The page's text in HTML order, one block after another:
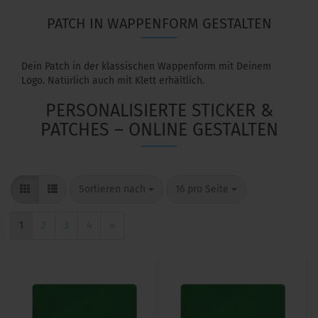
PATCH IN WAPPENFORM GESTALTEN
Dein Patch in der klassischen Wappenform mit Deinem
Logo. Natürlich auch mit Klett erhältlich.
PERSONALISIERTE STICKER &
PATCHES – ONLINE GESTALTEN
Sortieren nach 16 pro Seite
1 2 3 4 »